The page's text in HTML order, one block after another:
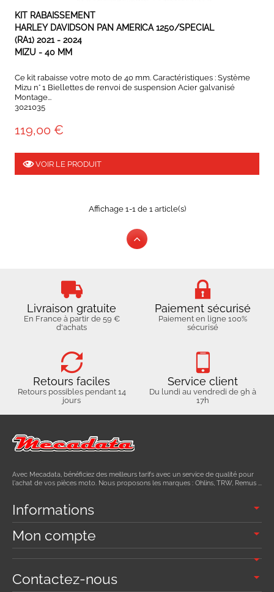
KIT RABAISSEMENT
HARLEY DAVIDSON PAN AMERICA 1250/SPECIAL
(RA1) 2021 - 2024
MIZU - 40 MM
Ce kit rabaisse votre moto de 40 mm. Caractéristiques : Système
Mizu n° 1 Biellettes de renvoi de suspension Acier galvanisé
Montage...
3021035
119,00 €
VOIR LE PRODUIT
Affichage 1-1 de 1 article(s)
Livraison gratuite
En France à partir de 59 €
d'achats
Paiement sécurisé
Paiement en ligne 100%
sécurisé
Retours faciles
Retours possibles pendant 14
jours
Service client
Du lundi au vendredi de 9h à
17h
Avec Mecadata, bénéficiez des meilleurs tarifs avec un service de qualité pour
l'achat de vos pièces moto. Nous proposons les marques : Ohlins, TRW, Remus ...
Informations
Mon compte
Contactez-nous